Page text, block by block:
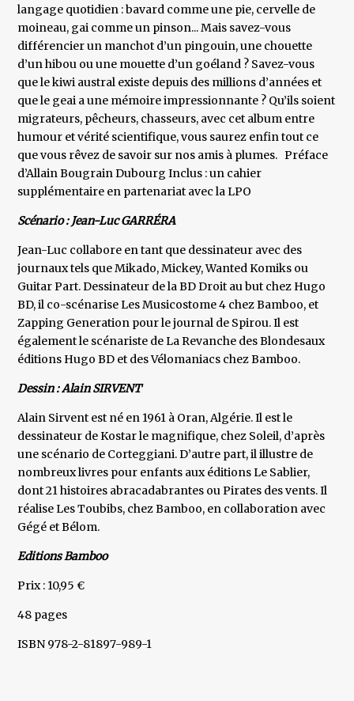
langage quotidien : bavard comme une pie, cervelle de
moineau, gai comme un pinson... Mais savez-vous
différencier un manchot d’un pingouin, une chouette
d’un hibou ou une mouette d’un goéland ? Savez-vous
que le kiwi austral existe depuis des millions d’années et
que le geai a une mémoire impressionnante ? Qu’ils soient
migrateurs, pêcheurs, chasseurs, avec cet album entre
humour et vérité scientifique, vous saurez enfin tout ce
que vous rêvez de savoir sur nos amis à plumes. Préface
d’Allain Bougrain Dubourg Inclus : un cahier
supplémentaire en partenariat avec la LPO
Scénario : Jean-Luc GARRÉRA
Jean-Luc collabore en tant que dessinateur avec des
journaux tels que Mikado, Mickey, Wanted Komiks ou
Guitar Part. Dessinateur de la BD Droit au but chez Hugo
BD, il co-scénarise Les Musicostome 4 chez Bamboo, et
Zapping Generation pour le journal de Spirou. Il est
également le scénariste de La Revanche des Blondesaux
éditions Hugo BD et des Vélomaniacs chez Bamboo.
Dessin : Alain SIRVENT
Alain Sirvent est né en 1961 à Oran, Algérie. Il est le
dessinateur de Kostar le magnifique, chez Soleil, d’après
une scénario de Corteggiani. D’autre part, il illustre de
nombreux livres pour enfants aux éditions Le Sablier,
dont 21 histoires abracadabrantes ou Pirates des vents. Il
réalise Les Toubibs, chez Bamboo, en collaboration avec
Gégé et Bélom.
Editions Bamboo
Prix : 10,95 €
48 pages
ISBN 978-2-81897-989-1